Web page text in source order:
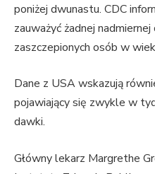
poniżej dwunastu. CDC
zauważyć żadnej
zaszczepionych osób w
Dane z USA wskazują
pojawiający się zwykle w
dawki.
Główny lekarz Margrethe